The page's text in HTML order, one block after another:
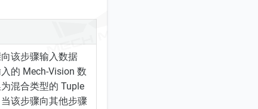
该步骤输入数据
的 Mech-Vision 数
混合类型的 Tuple
该步骤向其他步骤